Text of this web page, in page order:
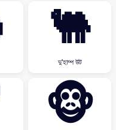
🐫
দু'হাম্প উট
🐵